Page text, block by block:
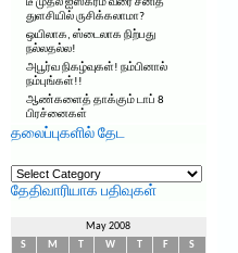
டீ முதல் ஐஸ்க்ரீம் வரை சீனித்
துளசியில் ருசிக்கலாமா?
ஒயிலாக, ஸ்டைலாக நிற்பது
நல்லதல்ல!
அபூர்வ நிகழ்வுகள்! நம்பினால்
நம்புங்கள்!!
ஆண்களைத் தாக்கும் டாப் 8
பிரச்னைகள்
தலைப்புகளில் தேட
தலைப்புகளில்
தேட
தேதிவாரியாக பதிவுகள்
May 2008
S
M W F
S